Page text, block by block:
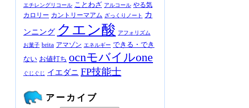
エチレングリコール ことわざ アルコール やる気
カロリー カントリーマアム ざっくりノート
カ
ンニング クエン酸 アフォリズム
お菓子 brita アマゾン エネルギー できる・でき
ない お値打ち ocnモバイルone
ぐじぐじ イエダニ FP技能士
アーカイブ